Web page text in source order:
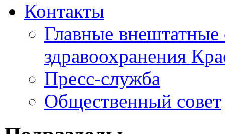
Контакты
Главные внештатные
здравоохранения
Пресс-служба
Общественный совет